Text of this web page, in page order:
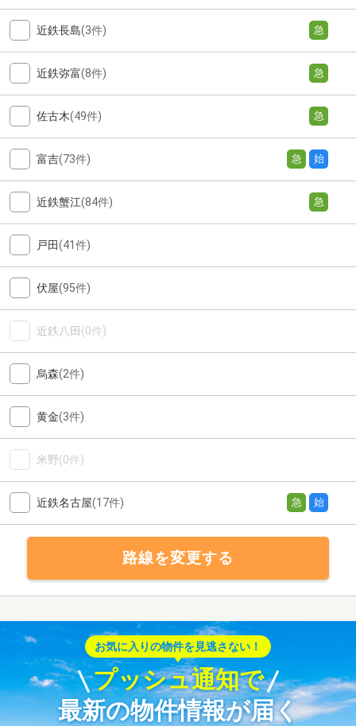
近鉄長島(3件) 急
近鉄弥富(8件) 急
佐古木(49件) 急
富吉(73件) 急 始
近鉄蟹江(84件) 急
戸田(41件)
伏屋(95件)
近鉄八田 (0件)
烏森(2件)
黄金(3件)
米野(0件)
近鉄名古屋(17件) 急 始
路線を変更する
お気に入りの物件を見逃さない！
プッシュ通知で
最新の物件情報が届く